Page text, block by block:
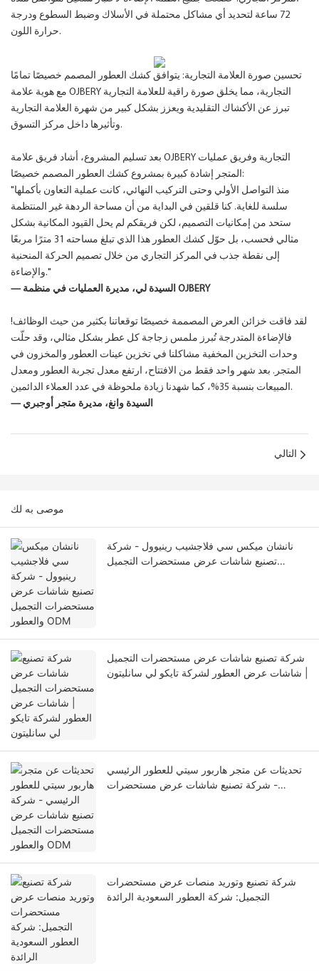
72 ساعة لتحديد أي مشاكل محتملة في الأسلاك وضبط السطوع ودرجة
حرارة اللون.
تحسين صورة العلامة التجارية: يتوافق كشك العطور المصمم خصيصًا تمامًا
مع هوية علامة OJBERY التجارية، مما يخلق صورة راقية للعلامة التجارية
تبرز عن الأكشاك التقليدية ويعزز بشكل كبير من شهرة العلامة التجارية
وتأثيرها داخل مركز التسوق.
بعد تسليم المشروع، أشاد فريق علامة OJBERY التجارية وفريق عمليات
المتجر إشادة كبيرة بمشروع كشك العطور المصمم خصيصًا:
"منذ التواصل الأولي وحتى التركيب النهائي، كانت عملية التعاون بأكملها
سلسة للغاية. كنا قلقين في البداية من أن مساحة الردهة غير المنتظمة
ستحد من إمكانيات التصميم، لكن فريقكم لم يحل القيود المكانية بشكل
مثالي فحسب، بل حوّل كشك العطور هذا الذي تبلغ مساحته 31 مترًا مربعًا
إلى نقطة جذب في المركز التجاري من خلال تصميم الحركة المنحنية
والإضاءة."
— السيدة لي، مديرة العمليات في منظمة OJBERY
لقد فاقت خزائن العرض المصممة خصيصًا توقعاتنا بكثير من حيث الوظائف!
فالإضاءة المتدرجة تُبرز ملمس زجاجة كل عطر بشكل مثالي، وقد حلّت
وحدات التخزين المخفية مشاكلنا في تخزين عينات العطور والمخزون في
المتجر. بعد شهر واحد فقط من الافتتاح، ارتفع معدل تجربة العطور ومعدل
المبيعات بنسبة 35%، كما شهدنا زيادة ملحوظة في عدد العملاء الدائمين.
— السيدة وانغ، مديرة متجر أوجبري
التالي
موصى به لك
نانشان ميكس سي فلاجشيب رينيوول - شركة
تصنيع شاشات عرض مستحضرات التجميل
شركة تصنيع شاشات عرض مستحضرات التجميل
| شاشات عرض العطور لشركة تايكو لي سانليتون
تحديثات عن متجر هاربور سيتي للعطور الرئيسي
- شركة تصنيع شاشات عرض مستحضرات
شركة تصنيع وتوريد منصات عرض مستحضرات
التجميل: شركة العطور السعودية الرائدة